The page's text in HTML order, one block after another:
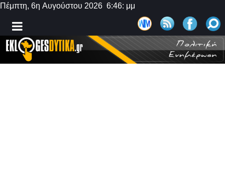
Πέμπτη, 6η Αυγούστου 2026 6:46: μμ